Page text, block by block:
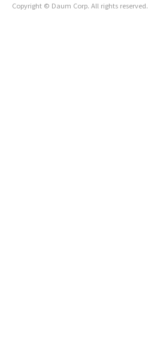
Copyright © Daum Corp. All rights reserved.